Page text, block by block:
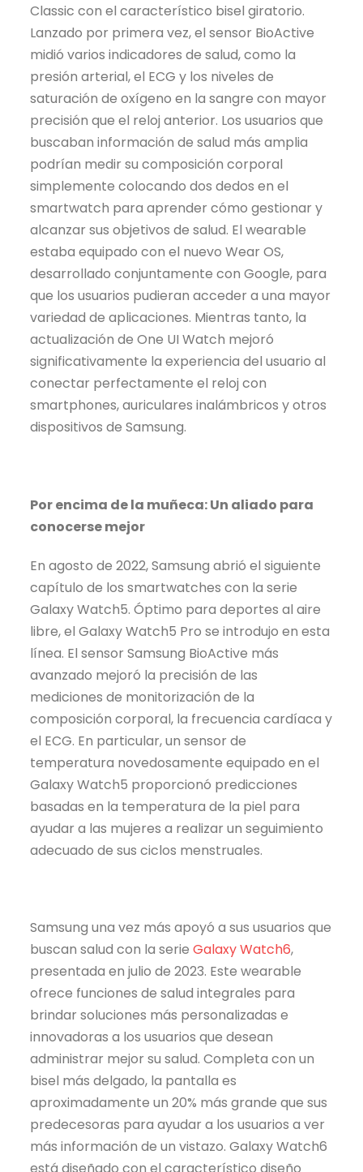
Classic con el característico bisel giratorio.
Lanzado por primera vez, el sensor BioActive
midió varios indicadores de salud, como la
presión arterial, el ECG y los niveles de
saturación de oxígeno en la sangre con mayor
precisión que el reloj anterior. Los usuarios que
buscaban información de salud más amplia
podrían medir su composición corporal
simplemente colocando dos dedos en el
smartwatch para aprender cómo gestionar y
alcanzar sus objetivos de salud. El wearable
estaba equipado con el nuevo Wear OS,
desarrollado conjuntamente con Google, para
que los usuarios pudieran acceder a una mayor
variedad de aplicaciones. Mientras tanto, la
actualización de One UI Watch mejoró
significativamente la experiencia del usuario al
conectar perfectamente el reloj con
smartphones, auriculares inalámbricos y otros
dispositivos de Samsung.
Por encima de la muñeca: Un aliado para
conocerse mejor
En agosto de 2022, Samsung abrió el siguiente
capítulo de los smartwatches con la serie
Galaxy Watch5. Óptimo para deportes al aire
libre, el Galaxy Watch5 Pro se introdujo en esta
línea. El sensor Samsung BioActive más
avanzado mejoró la precisión de las
mediciones de monitorización de la
composición corporal, la frecuencia cardíaca y
el ECG. En particular, un sensor de
temperatura novedosamente equipado en el
Galaxy Watch5 proporcionó predicciones
basadas en la temperatura de la piel para
ayudar a las mujeres a realizar un seguimiento
adecuado de sus ciclos menstruales.
Samsung una vez más apoyó a sus usuarios que
buscan salud con la serieGalaxy Watch6,
presentada en julio de 2023. Este wearable
ofrece funciones de salud integrales para
brindar soluciones más personalizadas e
innovadoras a los usuarios que desean
administrar mejor su salud. Completa con un
bisel más delgado, la pantalla es
aproximadamente un 20% más grande que sus
predecesoras para ayudar a los usuarios a ver
más información de un vistazo. Galaxy Watch6